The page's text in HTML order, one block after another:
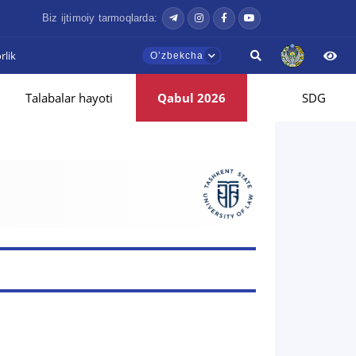
Biz ijtimoiy tarmoqlarda:
Oʼzbekcha
Talabalar hayoti Qabul 2026 SDG